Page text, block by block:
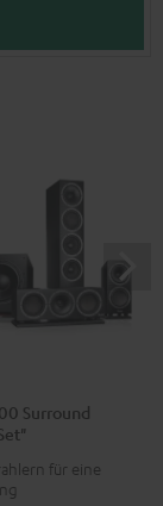
Surround
für eine